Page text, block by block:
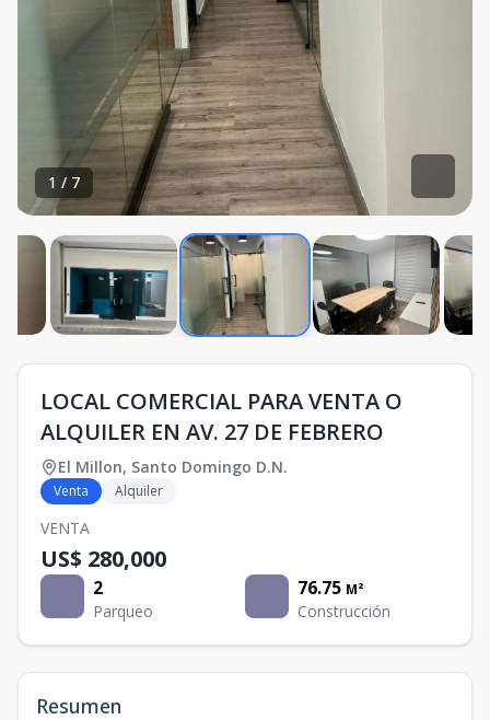
1 / 7
LOCAL COMERCIAL PARA VENTA O
ALQUILER EN AV. 27 DE FEBRERO
El Millon, Santo Domingo D.N.
Venta Alquiler
VENTA
US$ 280,000
2
Parqueo
76.75 M²
Construcción
Resumen